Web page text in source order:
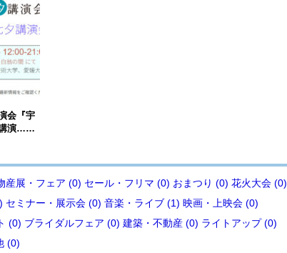
会『宇
講演……
産展・フェア (0) セール・フリマ (0) おまつり (0) 花火大会 (0)
セミナー・展示会 (0) 音楽・ライブ (1) 映画・上映会 (0)
(0) ブライダルフェア (0) 建築・不動産 (0) ライトアップ (0)
(0)